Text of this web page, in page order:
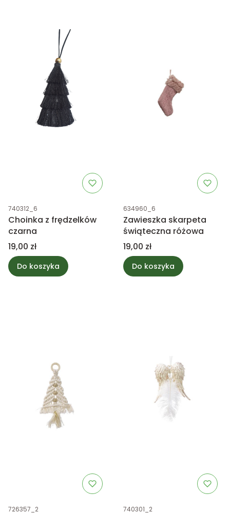
Kod produktu
740312_6
Choinka z frędzelków
czarna
Cena
19,00 zł
Do koszyka
Kod produktu
634960_6
Zawieszka skarpeta
świąteczna różowa
Cena
19,00 zł
Do koszyka
Kod produktu
726357_2 Kod produktu
740301_2